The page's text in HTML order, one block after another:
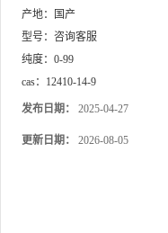
产地：
国产
型号： 咨询客服
纯度： 0-99
cas： 12410-14-9
发布日期： 2025-04-27
更新日期： 2026-08-05